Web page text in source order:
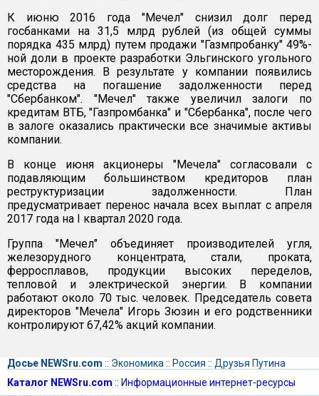
К июню 2016 года "Мечел" снизил долг перед
госбанками на 31,5 млрд рублей (из общей суммы
порядка 435 млрд) путем продажи "Газмпробанку" 49%-
ной доли в проекте разработки Эльгинского угольного
месторождения. В результате у компании появились
средства на погашение задолженности перед
"Сбербанком". "Мечел" также увеличил залоги по
кредитам ВТБ, "Газпромбанка" и "Сбербанка", после чего
в залоге оказались практически все значимые активы
компании.
В конце июня акционеры "Мечела" согласовали с
подавляющим большинством кредиторов план
реструктуризации задолженности. План
предусматривает перенос начала всех выплат с апреля
2017 года на I квартал 2020 года.
Группа "Мечел" объединяет производителей угля,
железорудного концентрата, стали, проката,
ферросплавов, продукции высоких переделов,
тепловой и электрической энергии. В компании
работают около 70 тыс. человек. Председатель совета
директоров "Мечела" Игорь Зюзин и его родственники
контролируют 67,42% акций компании.
Досье NEWSru.com :: Экономика :: Россия :: Друзья Путина
Каталог NEWSru.com :: Информационные интернет-ресурсы